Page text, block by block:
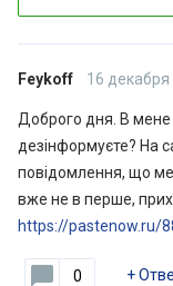
Feykoff 16 декабря
Доброго дня. В
дезінформуєте? На
повідомлення, що
вже не в перше,
https://pastenow.ru/
0 +